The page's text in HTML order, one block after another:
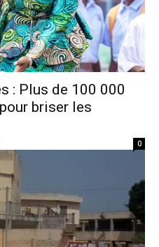
: Plus de 100 000
briser les
0